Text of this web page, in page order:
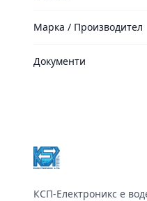
Марка / Производител
Документи
КСП-Електроникс е